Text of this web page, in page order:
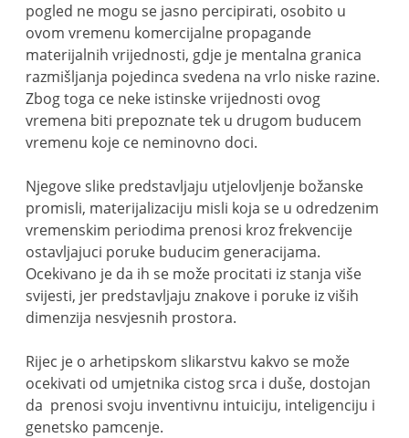
pogled ne mogu se jasno percipirati, osobito u
ovom vremenu komercijalne propagande
materijalnih vrijednosti, gdje je mentalna granica
razmišljanja pojedinca svedena na vrlo niske razine.
Zbog toga ce neke istinske vrijednosti ovog
vremena biti prepoznate tek u drugom buducem
vremenu koje ce neminovno doci.
Njegove slike predstavljaju utjelovljenje božanske
promisli, materijalizaciju misli koja se u odredzenim
vremenskim periodima prenosi kroz frekvencije
ostavljajuci poruke buducim generacijama.
Ocekivano je da ih se može procitati iz stanja više
svijesti, jer predstavljaju znakove i poruke iz viših
dimenzija nesvjesnih prostora.
Rijec je o arhetipskom slikarstvu kakvo se može
ocekivati od umjetnika cistog srca i duše, dostojan
da prenosi svoju inventivnu intuiciju, inteligenciju i
genetsko pamcenje.